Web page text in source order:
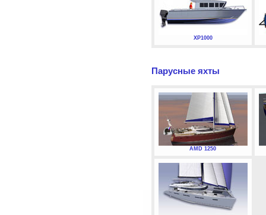
XP1000
Парусные яхты
AMD 1250